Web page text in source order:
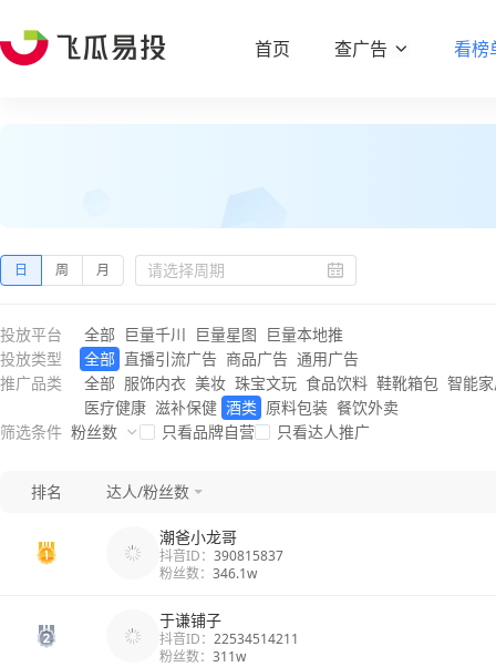
首页 查广告 看榜
日 周 月
投放平台 全部 巨量千川 巨量星图 巨量本地推
投放类型
全部 直播引流广告 商品广告 通用广告
推广品类
全部 服饰内衣 美妆 珠宝文玩 食品饮料 鞋靴箱包 智能
医疗健康 滋补保健 酒类 原料包装 餐饮外卖
筛选条件 粉丝数 只看品牌自营 只看达人推广
排名 达人/粉丝数
潮爸小龙哥
抖音ID： 390815837
粉丝数： 346.1w
于谦铺子
抖音ID： 22534514211
粉丝数： 311w